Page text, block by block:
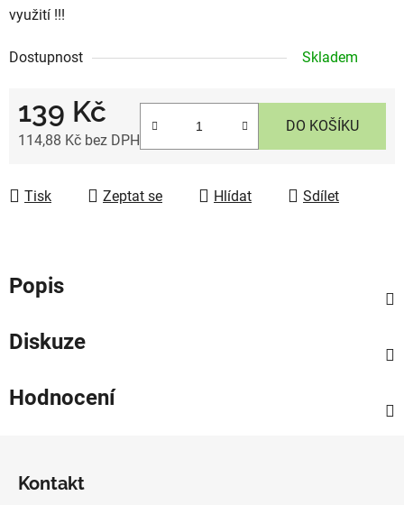
využití !!!
Dostupnost Skladem
139 Kč
114,88 Kč bez DPH
DO KOŠÍKU
Tisk Zeptat se Hlídat Sdílet
Popis
Diskuze
Hodnocení
Kontakt